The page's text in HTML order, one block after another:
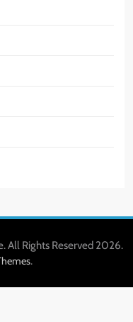
All Rights Reserved 2026.
.